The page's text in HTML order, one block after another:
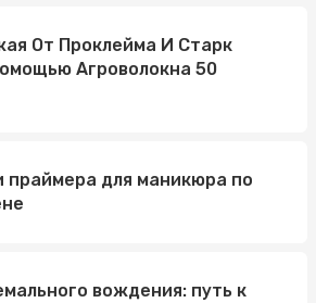
От Проклейма И Старк
Агроволокна 50
праймера для маникюра по
вождения: путь к